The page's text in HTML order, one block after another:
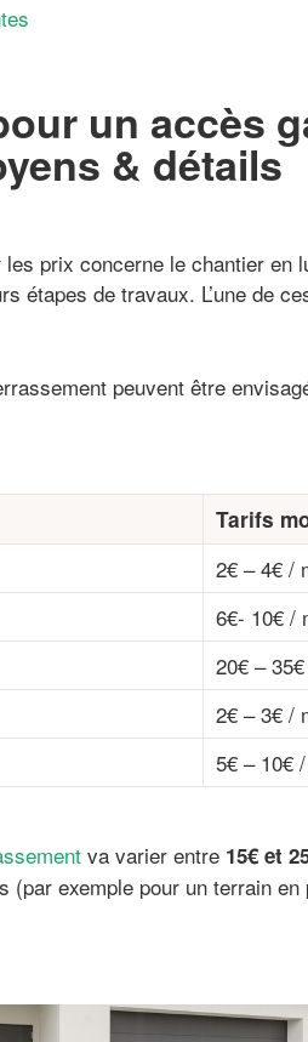
un accès
& détails
prix concerne le chantier en
étapes de travaux. L’une de
peuvent être
Tarifs
2€ – 4€ /
6€- 10€ /
20€ –
2€ – 3€ /
5€ – 10€
va varier entre 15€ et
exemple pour un terrain